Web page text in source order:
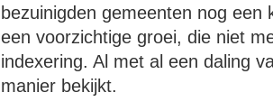
bezuinigden gemeenten nog een
een voorzichtige groei, die niet
indexering. Al met al een daling
manier bekijkt.